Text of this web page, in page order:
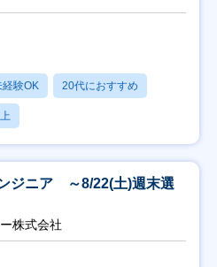
験OK 20代におすすめ
ジニア ～8/22(土)週末選
株式会社